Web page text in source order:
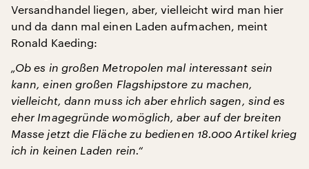
Versandhandel liegen, aber, vielleicht wird man hier
und da dann mal einen Laden aufmachen, meint
Ronald Kaeding:
„Ob es in großen Metropolen mal interessant sein
kann, einen großen Flagshipstore zu machen,
vielleicht, dann muss ich aber ehrlich sagen, sind es
eher Imagegründe womöglich, aber auf der breiten
Masse jetzt die Fläche zu bedienen 18.000 Artikel krieg
ich in keinen Laden rein.“